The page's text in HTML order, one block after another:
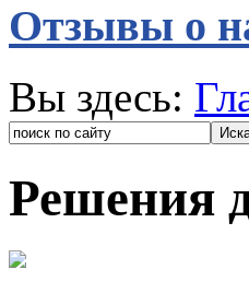
Отзывы о
Вы здесь:
Решения